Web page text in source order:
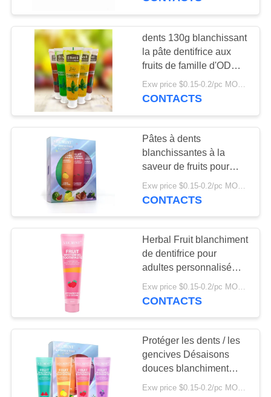
PROTECTION
PRIVÉE
dents 130g blanchissant
la pâte dentifrice aux
fruits de famille d'ODM
de pâte dentifrice de gel
pour des adultes
Exw price $0.15-0.2/pc MOQ:500pcs-30000pcs
CONTACTS
Pâtes à dents
blanchissantes à la
saveur de fruits pour
tous les âges mélange à
base de plantes
CONTACTS
Herbal Fruit blanchiment
de dentifrice pour
adultes personnalisé
Oem doux blanchiment
des dents formule
Exw price $0.15-0.2/pc MOQ:10000sets
CONTACTS
Protéger les dents / les
gencives Désaisons
douces blanchiment
blanchiment délicieux
Exw price $0.15-0.2/pc MOQ:10000sets